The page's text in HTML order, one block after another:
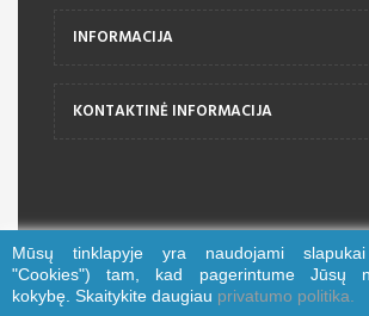
INFORMACIJA
KONTAKTINĖ INFORMACIJA
Mūsų tinklapyje yra naudojami
"Cookies") tam, kad pagerintume Jūsų
kokybę. Skaitykite daugiau privatumo politika.
© 2026 trajektorija.lt